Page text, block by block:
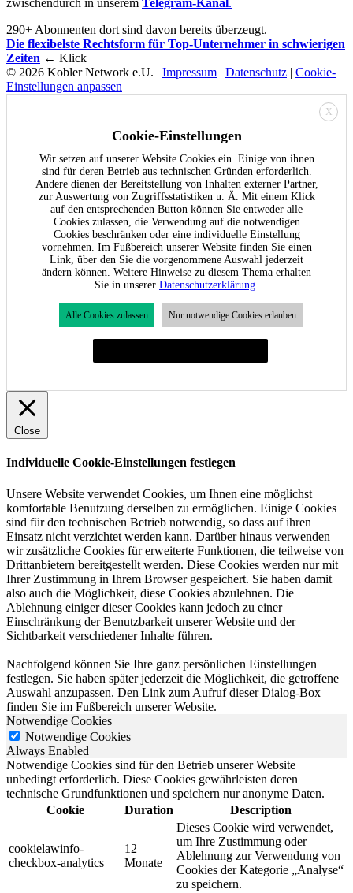
zwischendurch in unserem Telegram-Kanal .
290+ Abonnenten dort sind davon bereits überzeugt.
Die flexibelste Rechtsform für Top-Unternehmer in schwierigen
Zeiten ← Klick
© 2026 Kobler Network e.U. | Impressum | Datenschutz | Cookie-
Einstellungen anpassen
X
Cookie-Einstellungen
Wir setzen auf unserer Website Cookies ein. Einige von ihnen
sind für deren Betrieb aus technischen Gründen erforderlich.
Andere dienen der Bereitstellung von Inhalten externer Partner,
zur Auswertung von Zugriffsstatistiken u. Ä. Mit einem Klick
auf den entsprechenden Button können Sie entweder alle
Cookies zulassen, die Verwendung auf die notwendigen
Cookies beschränken oder eine individuelle Einstellung
vornehmen. Im Fußbereich unserer Website finden Sie einen
Link, über den Sie die vorgenommene Auswahl jederzeit
ändern können. Weitere Hinweise zu diesem Thema erhalten
Sie in unserer Datenschutzerklärung.
Alle Cookies zulassen Nur notwendige Cookies erlauben
Close
Individuelle Cookie-Einstellungen festlegen
Unsere Website verwendet Cookies, um Ihnen eine möglichst
komfortable Benutzung derselben zu ermöglichen. Einige Cookies
sind für den technischen Betrieb notwendig, so dass auf ihren
Einsatz nicht verzichtet werden kann. Darüber hinaus verwenden
wir zusätzliche Cookies für erweiterte Funktionen, die teilweise von
Drittanbietern bereitgestellt werden. Diese Cookies werden nur mit
Ihrer Zustimmung in Ihrem Browser gespeichert. Sie haben damit
also auch die Möglichkeit, diese Cookies abzulehnen. Die
Ablehnung einiger dieser Cookies kann jedoch zu einer
Einschränkung der Benutzbarkeit unserer Website und der
Sichtbarkeit verschiedener Inhalte führen.
Nachfolgend können Sie Ihre ganz persönlichen Einstellungen
festlegen. Sie haben später jederzeit die Möglichkeit, die getroffene
Auswahl anzupassen. Den Link zum Aufruf dieser Dialog-Box
finden Sie im Fußbereich unserer Website.
Notwendige Cookies
Notwendige Cookies
Always Enabled
Notwendige Cookies sind für den Betrieb unserer Website
unbedingt erforderlich. Diese Cookies gewährleisten deren
technische Grundfunktionen und speichern nur anonyme Daten.
Cookie
Duration Description
cookielawinfo-
checkbox-analytics
12
Monate
Dieses Cookie wird verwendet,
um Ihre Zustimmung oder
Ablehnung zur Verwendung von
Cookies der Kategorie „Analyse“
zu speichern.